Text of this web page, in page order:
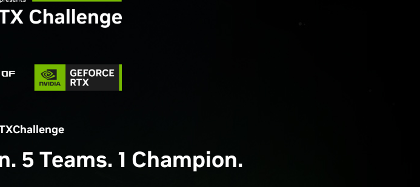
5 Teams. 1 Champion.